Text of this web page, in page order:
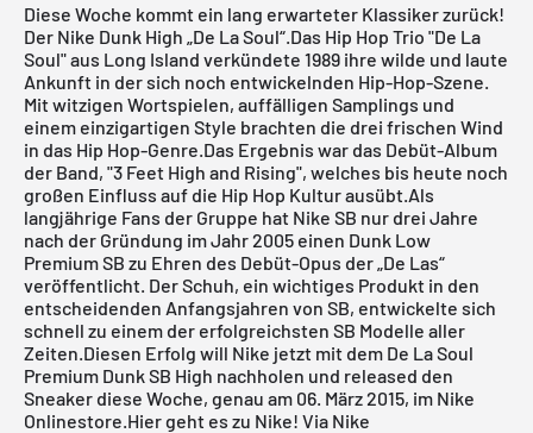
Diese Woche kommt ein lang erwarteter Klassiker zurück!
Der Nike Dunk High „De La Soul“.Das Hip Hop Trio "De La
Soul" aus Long Island verkündete 1989 ihre wilde und laute
Ankunft in der sich noch entwickelnden Hip-Hop-Szene.
Mit witzigen Wortspielen, auffälligen Samplings und
einem einzigartigen Style brachten die drei frischen Wind
in das Hip Hop-Genre.Das Ergebnis war das Debüt-Album
der Band, "3 Feet High and Rising", welches bis heute noch
großen Einfluss auf die Hip Hop Kultur ausübt.Als
langjährige Fans der Gruppe hat Nike SB nur drei Jahre
nach der Gründung im Jahr 2005 einen Dunk Low
Premium SB zu Ehren des Debüt-Opus der „De Las“
veröffentlicht. Der Schuh, ein wichtiges Produkt in den
entscheidenden Anfangsjahren von SB, entwickelte sich
schnell zu einem der erfolgreichsten SB Modelle aller
Zeiten.Diesen Erfolg will Nike jetzt mit dem De La Soul
Premium Dunk SB High nachholen und released den
Sneaker diese Woche, genau am 06. März 2015, im Nike
Onlinestore.Hier geht es zu Nike! Via Nike